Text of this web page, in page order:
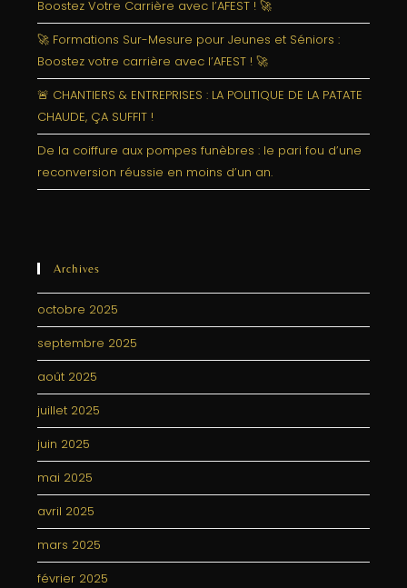
Boostez Votre Carrière avec l’AFEST ! 🚀
🚀 Formations Sur-Mesure pour Jeunes et Séniors :
Boostez votre carrière avec l’AFEST ! 🚀
🚨 CHANTIERS & ENTREPRISES : LA POLITIQUE DE LA PATATE
CHAUDE, ÇA SUFFIT !
De la coiffure aux pompes funèbres : le pari fou d’une
reconversion réussie en moins d’un an.
Archives
octobre 2025
septembre 2025
août 2025
juillet 2025
juin 2025
mai 2025
avril 2025
mars 2025
février 2025